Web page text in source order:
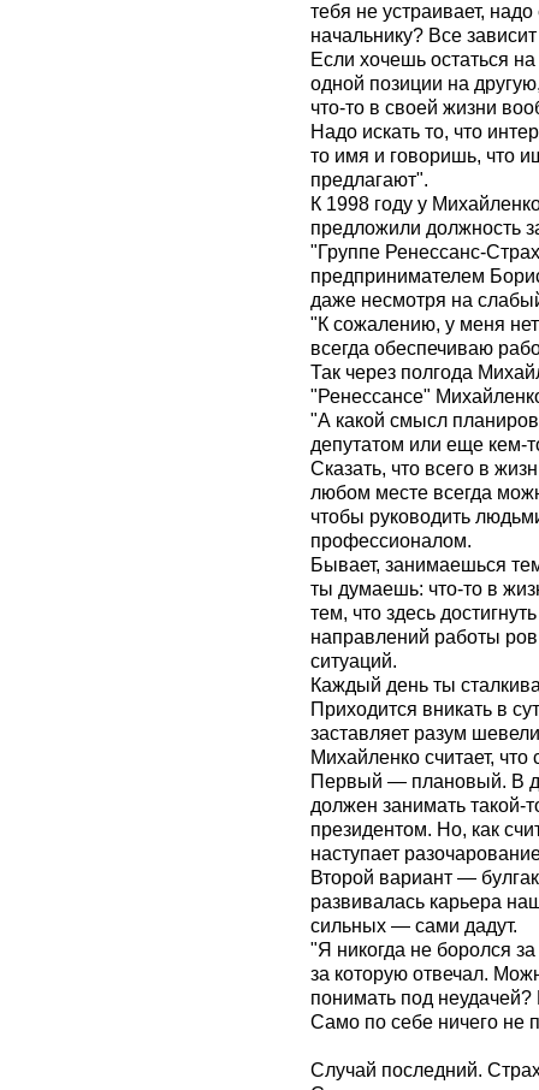
тебя не устраивает,
начальнику? Все
Если хочешь остаться
одной позиции на
что-то в своей жизни
Надо искать то, что
то имя и говоришь, что
предлагают".
К 1998 году у
предложили должность
"Группе Ренессанс-
предпринимателем
даже несмотря на
"К сожалению, у меня
всегда обеспечиваю
Так через полгода
"Ренессансе"
"А какой смысл
депутатом или еще кем-
Сказать, что всего в
любом месте всегда
чтобы руководить
профессионалом.
Бывает, занимаешься
ты думаешь: что-то в
тем, что здесь
направлений работы
ситуаций.
Каждый день ты
Приходится вникать в
заставляет разум
Михайленко считает,
Первый — плановый. В
должен занимать такой-
президентом. Но, как
наступает
Второй вариант —
развивалась карьера
сильных — сами дадут.
"Я никогда не боролся за
за которую отвечал.
понимать под неудачей?
Само по себе ничего не
Случай последний.